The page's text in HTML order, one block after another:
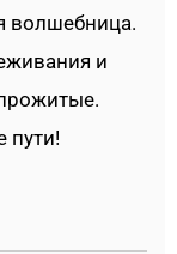
волшебница.
и
пути!